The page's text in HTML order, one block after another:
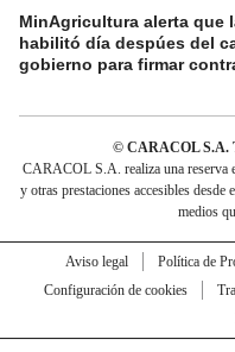
MinAgricultura alerta que
habilitó día despúes del
gobierno para firmar
© CARACOL S.A.
CARACOL S.A. realiza una reserva
y otras prestaciones accesibles desde
medios
Aviso legal Política de
Configuración de cookies